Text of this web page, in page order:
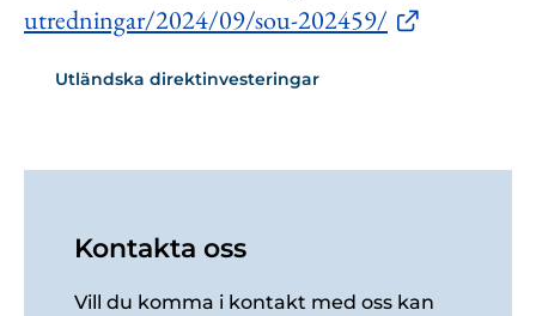
utredningar/2024/09/sou-202459/
Utländska direktinvesteringar
Kontakta oss
Vill du komma i kontakt med oss kan